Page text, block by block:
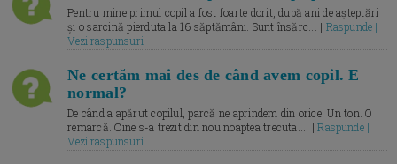
Pentru mine primul copil a fost foarte dorit, după ani de așteptări
și o sarcină pierduta la 16 săptămâni. Sunt însărc... | Raspunde |
Vezi raspunsuri
Ne certăm mai des de când avem copil. E
normal?
De când a apărut copilul, parcă ne aprindem din orice. Un ton. O
remarcă. Cine s-a trezit din nou noaptea trecuta.... |Raspunde |
Vezi raspunsuri